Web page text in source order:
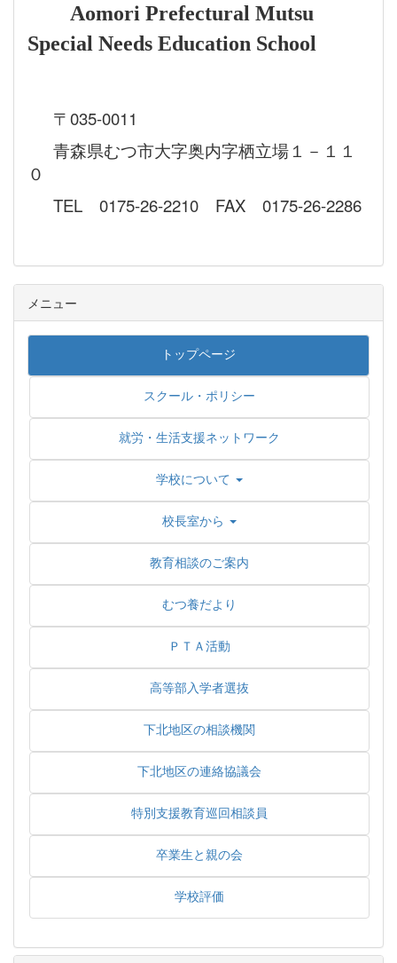
Aomori Prefectural Mutsu
Special Needs Education School
〒035-0011
青森県むつ市大字奥内字栖立場１－１１
０
TEL 0175-26-2210 FAX 0175-26-2286
メニュー
トップページ
スクール・ポリシー
就労・生活支援ネットワーク
学校について
校長室から
教育相談のご案内
むつ養だより
ＰＴＡ活動
高等部入学者選抜
下北地区の相談機関
下北地区の連絡協議会
特別支援教育巡回相談員
卒業生と親の会
学校評価